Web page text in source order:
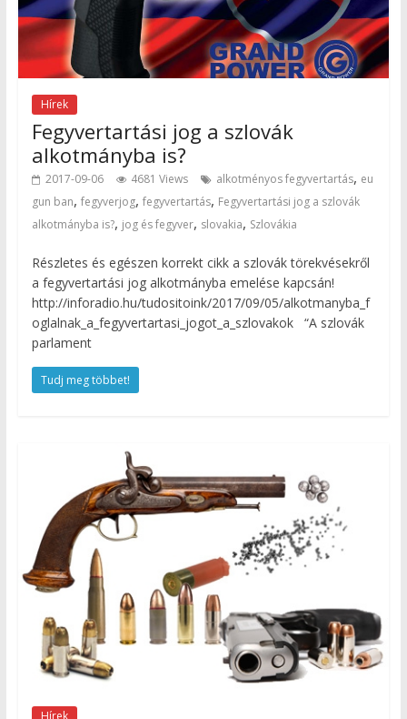
Hírek
Fegyvertartási jog a szlovák
alkotmányba is?
2017-09-06 4681 Views alkotményos fegyvertartás, eu
gun ban, fegyverjog, fegyvertartás, Fegyvertartási jog a szlovák
alkotmányba is?, jog és fegyver, slovakia, Szlovákia
Részletes és egészen korrekt cikk a szlovák törekvésekről
a fegyvertartási jog alkotmányba emelése kapcsán!
http://inforadio.hu/tudositoink/2017/09/05/alkotmanyba_f
oglalnak_a_fegyvertartasi_jogot_a_szlovakok “A szlovák
parlament
Tudj meg többet!
Hírek